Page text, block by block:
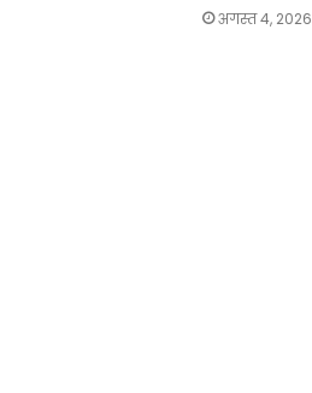
अगस्त 4, 2026